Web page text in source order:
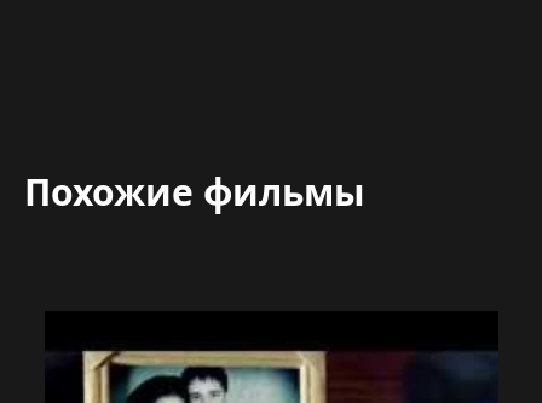
Похожие фильмы